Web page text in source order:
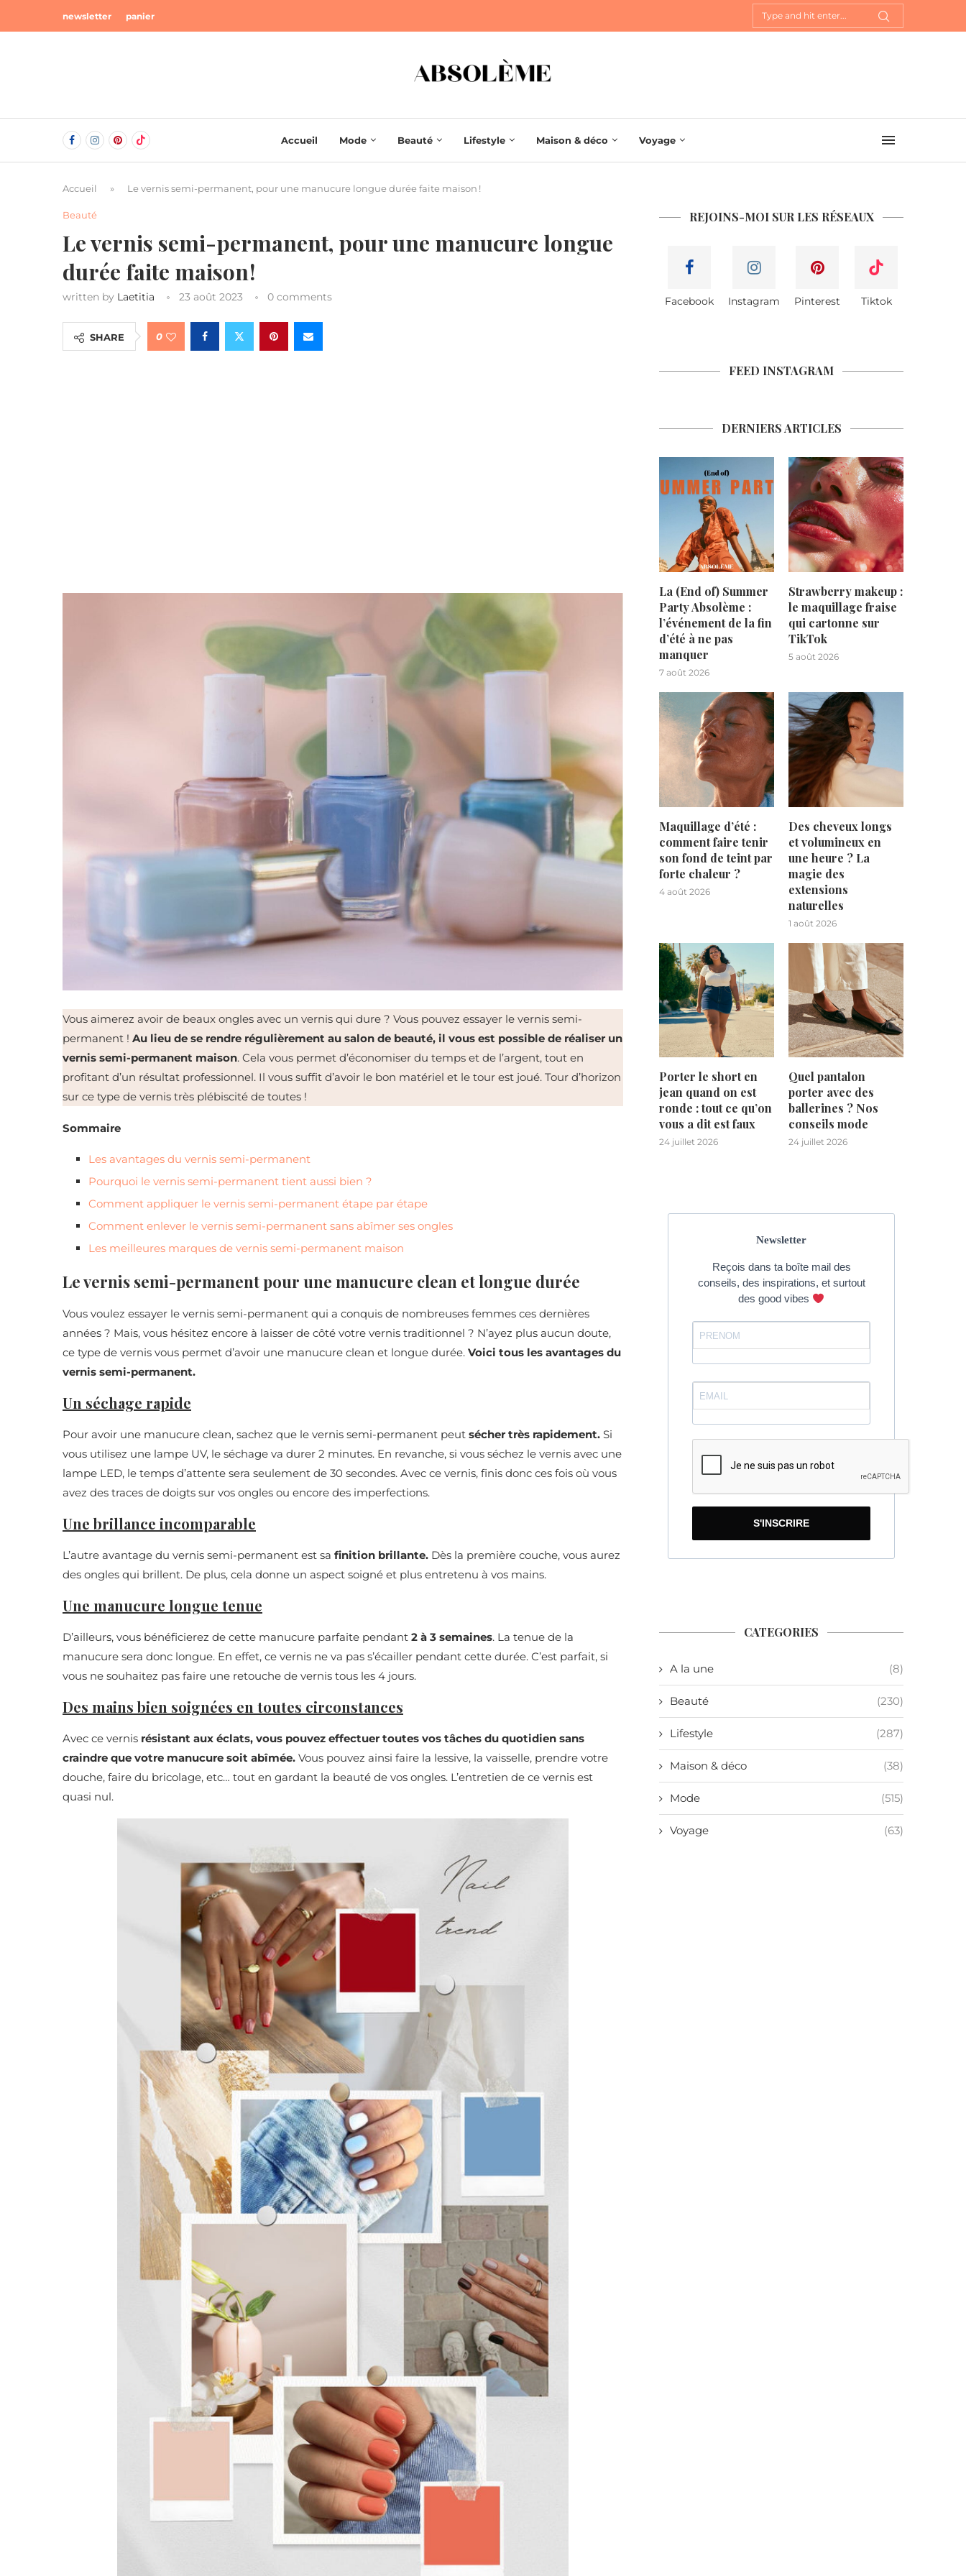
newsletter panier
Accueil Mode Beauté Lifestyle Maison & déco Voyage
Accueil » Le vernis semi-permanent, pour une manucure longue durée faite maison !
Beauté
Le vernis semi-permanent, pour une manucure longue
durée faite maison !
written by Laetitia 23 août 2023 0 comments
SHARE 0
Vous aimerez avoir de beaux ongles avec un vernis qui dure ? Vous pouvez essayer le vernis semi-
permanent ! Au lieu de se rendre régulièrement au salon de beauté, il vous est possible de réaliser un
vernis semi-permanent maison. Cela vous permet d’économiser du temps et de l’argent, tout en
profitant d’un résultat professionnel. Il vous suffit d’avoir le bon matériel et le tour est joué. Tour d’horizon
sur ce type de vernis très plébiscité de toutes !
Sommaire
Les avantages du vernis semi-permanent
Pourquoi le vernis semi-permanent tient aussi bien ?
Comment appliquer le vernis semi-permanent étape par étape
Comment enlever le vernis semi-permanent sans abîmer ses ongles
Les meilleures marques de vernis semi-permanent maison
Le vernis semi-permanent pour une manucure clean et longue durée
Vous voulez essayer le vernis semi-permanent qui a conquis de nombreuses femmes ces dernières
années ? Mais, vous hésitez encore à laisser de côté votre vernis traditionnel ? N’ayez plus aucun doute,
ce type de vernis vous permet d’avoir une manucure clean et longue durée. Voici tous les avantages du
vernis semi-permanent.
Un séchage rapide
Pour avoir une manucure clean, sachez que le vernis semi-permanent peut sécher très rapidement. Si
vous utilisez une lampe UV, le séchage va durer 2 minutes. En revanche, si vous séchez le vernis avec une
lampe LED, le temps d’attente sera seulement de 30 secondes. Avec ce vernis, finis donc ces fois où vous
avez des traces de doigts sur vos ongles ou encore des imperfections.
Une brillance incomparable
L’autre avantage du vernis semi-permanent est sa finition brillante. Dès la première couche, vous aurez
des ongles qui brillent. De plus, cela donne un aspect soigné et plus entretenu à vos mains.
Une manucure longue tenue
D’ailleurs, vous bénéficierez de cette manucure parfaite pendant 2 à 3 semaines. La tenue de la
manucure sera donc longue. En effet, ce vernis ne va pas s’écailler pendant cette durée. C’est parfait, si
vous ne souhaitez pas faire une retouche de vernis tous les 4 jours.
Des mains bien soignées en toutes circonstances
Avec ce vernis résistant aux éclats, vous pouvez effectuer toutes vos tâches du quotidien sans
craindre que votre manucure soit abîmée. Vous pouvez ainsi faire la lessive, la vaisselle, prendre votre
douche, faire du bricolage, etc… tout en gardant la beauté de vos ongles. L’entretien de ce vernis est
quasi nul.
REJOINS-MOI SUR LES RÉSEAUX
Facebook Instagram Pinterest Tiktok
FEED INSTAGRAM
DERNIERS ARTICLES
La (End of) Summer
Party Absolème :
l’événement de la fin
d’été à ne pas
manquer
7 août 2026
Strawberry makeup :
le maquillage fraise
qui cartonne sur
TikTok
5 août 2026
Maquillage d’été :
comment faire tenir
son fond de teint par
forte chaleur ?
4 août 2026
Des cheveux longs
et volumineux en
une heure ? La
magie des
extensions
naturelles
1 août 2026
Porter le short en
jean quand on est
ronde : tout ce qu’on
vous a dit est faux
24 juillet 2026
Quel pantalon
porter avec des
ballerines ? Nos
conseils mode
24 juillet 2026
Newsletter
Reçois dans ta boîte mail des
conseils, des inspirations, et surtout
des good vibes
S'INSCRIRE
CATEGORIES
A la une (8)
Beauté (230)
Lifestyle (287)
Maison & déco (38)
Mode (515)
Voyage (63)